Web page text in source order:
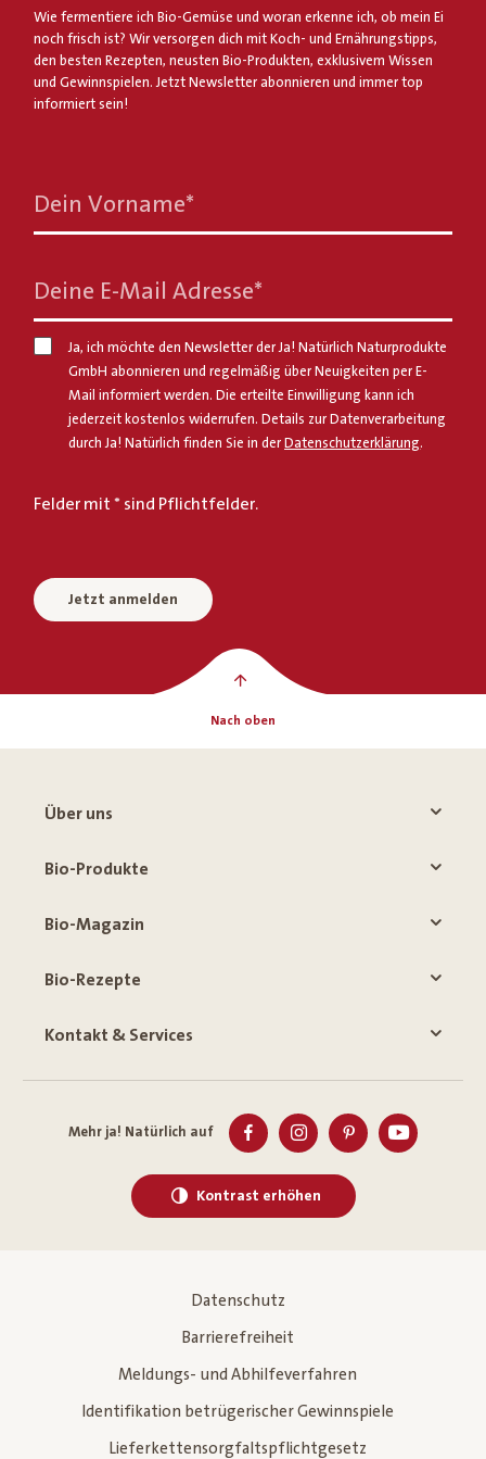
Wie fermentiere ich Bio-Gemüse und woran erkenne ich, ob mein Ei
noch frisch ist? Wir versorgen dich mit Koch- und Ernährungstipps,
den besten Rezepten, neusten Bio-Produkten, exklusivem Wissen
und Gewinnspielen. Jetzt Newsletter abonnieren und immer top
informiert sein!
Dein Vorname*
Deine E-Mail Adresse*
Ja, ich möchte den Newsletter der Ja! Natürlich Naturprodukte
GmbH abonnieren und regelmäßig über Neuigkeiten per E-
Mail informiert werden. Die erteilte Einwilligung kann ich
jederzeit kostenlos widerrufen. Details zur Datenverarbeitung
durch Ja! Natürlich finden Sie in derDatenschutzerklärung.
Felder mit * sind Pflichtfelder.
Jetzt anmelden
Nach oben
Über uns
Bio-Produkte
Bio-Magazin
Bio-Rezepte
Kontakt & Services
Mehr ja! Natürlich auf
Kontrast erhöhen
Datenschutz
Barrierefreiheit
Meldungs- und Abhilfeverfahren
Identifikation betrügerischer Gewinnspiele
Lieferkettensorgfaltspflichtgesetz